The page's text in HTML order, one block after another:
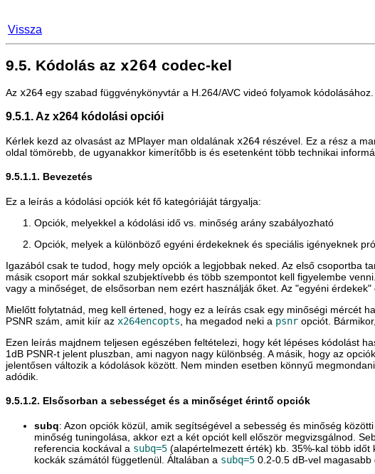
Vissza
9.5. Kódolás az x264 codec-kel
Az x264 egy szabad függvénykönyvtár a H.264/AVC videó folyamok
9.5.1. Az x264 kódolási opciói
Kérlek kezd az olvasást az MPlayer man oldalának x264 részével. Ez a rész a
oldal tömörebb, de ugyanakkor kimerítőbb is és esetenként több technikai
9.5.1.1. Bevezetés
Ez a leírás a kódolási opciók két fő kategóriáját tárgyalja:
Opciók, melyekkel a kódolási idő vs. minőség arány szabályozható
Opciók, melyek a különböző egyéni érdekeknek és speciális igényeknek
Igazából csak te tudod, hogy mely opciók a legjobbak neked. Az első csoportba
másik csoport már sokkal szubjektívebb és több szempontot kell figyelembe
vagy a minőséget, de elsősorban nem ezért használják őket. Az "egyéni
Mielőtt folytatnád, meg kell értened, hogy ez a leírás csak egy minőségi mércét
PSNR szám, amit kiír az x264encopts , ha megadod neki a psnr opciót.
Ezen leírás majdnem teljesen egészében feltételezi, hogy két lépéses kódolást
1dB PSNR-t jelent pluszban, ami nagyon nagy különbség. A másik, hogy az
jelentősen változik a kódolások között. Nem minden esetben könnyű
adódik.
9.5.1.2. Elsősorban a sebességet és a minőséget érintő opciók
subq: Azon opciók közül, amik segítségével a sebesség és minőség
minőség tuningolása, akkor ezt a két opciót kell először megvizsgálnod.
referencia kockával a subq=5 (alapértelmezett érték) kb. 35%-kal több időt
kockák számától függetlenül. Általában a subq=5 0.2-0.5 dB-vel magasabb